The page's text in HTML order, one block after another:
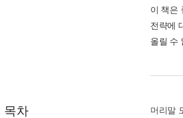
이 책은
전략에
올릴 수
목차 머리말